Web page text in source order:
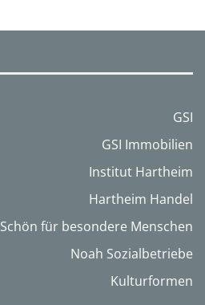
GSI
GSI Immobilien
Institut Hartheim
Hartheim Handel
Schön für besondere Menschen
Noah Sozialbetriebe
Kulturformen